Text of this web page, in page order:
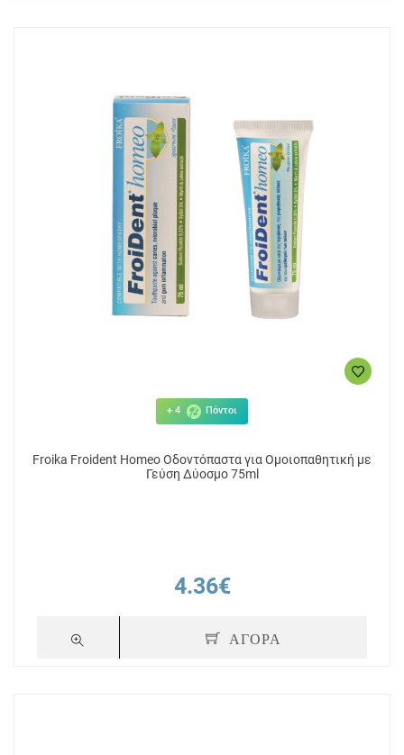
+ 4 Πόντοι
Froika Froident Homeo Οδοντόπαστα για Ομοιοπαθητική με
Γεύση Δύοσμο 75ml
4.36€
ΑΓΟΡΑ